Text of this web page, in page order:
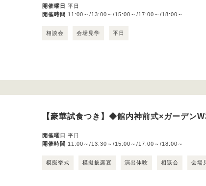
開催曜日 平日
開催時間 11:00～/13:00～/15:00～/17:00～/18:00～
相談会 会場見学 平日
【豪華試食つき】◆館内神前式×ガーデン
開催曜日 平日
開催時間 11:00～/13:30～/15:00～/17:00～/18:00～
模擬挙式 模擬披露宴 演出体験 相談会 会場